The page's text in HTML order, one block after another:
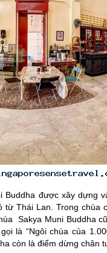
Buddha được xây dựng
từ Thái Lan. Trong chùa
Sakya Muni Buddha
là “Ngôi chùa của
còn là điểm dừng chân